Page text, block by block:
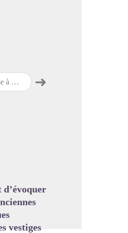
➜Étape suivante
vestiges